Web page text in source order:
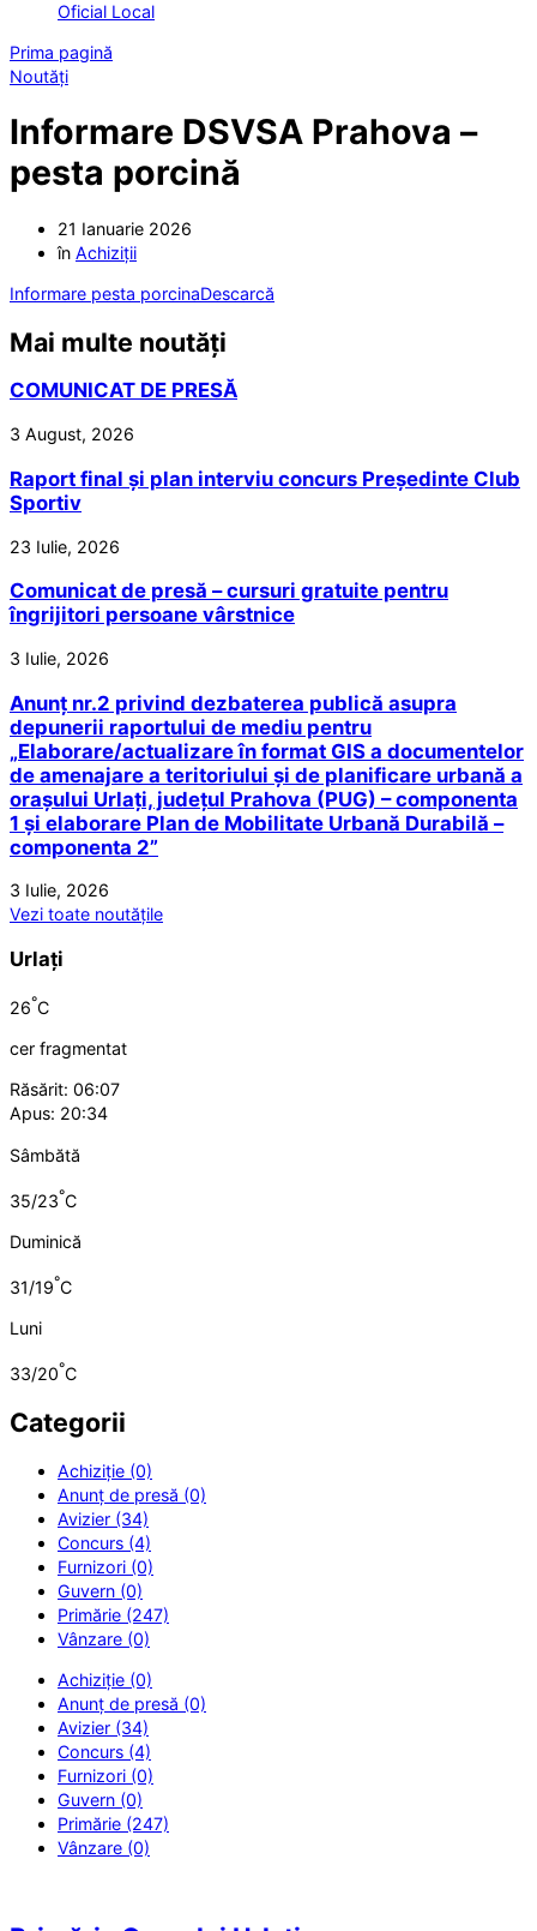
Oficial Local
Prima pagină
Noutăți
Informare DSVSA Prahova –
pesta porcină
21 Ianuarie 2026
în Achiziții
Informare pesta porcinaDescarcă
Mai multe noutăți
COMUNICAT DE PRESĂ
3 August, 2026
Raport final și plan interviu concurs Președinte Club
Sportiv
23 Iulie, 2026
Comunicat de presă – cursuri gratuite pentru
îngrijitori persoane vârstnice
3 Iulie, 2026
Anunț nr.2 privind dezbaterea publică asupra
depunerii raportului de mediu pentru
„Elaborare/actualizare în format GIS a documentelor
de amenajare a teritoriului și de planificare urbană a
orașului Urlați, județul Prahova (PUG) – componenta
1 și elaborare Plan de Mobilitate Urbană Durabilă –
componenta 2”
3 Iulie, 2026
Vezi toate noutățile
Urlați
26°C
cer fragmentat
Răsărit: 06:07
Apus: 20:34
Sâmbătă
35/23°C
Duminică
31/19°C
Luni
33/20°C
Categorii
Achiziție (0)
Anunț de presă (0)
Avizier (34)
Concurs (4)
Furnizori (0)
Guvern (0)
Primărie (247)
Vânzare (0)
Achiziție (0)
Anunț de presă (0)
Avizier (34)
Concurs (4)
Furnizori (0)
Guvern (0)
Primărie (247)
Vânzare (0)